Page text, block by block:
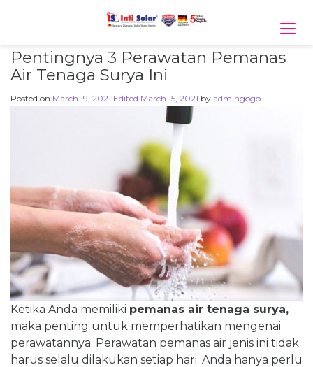
Pentingnya 3 Perawatan Pemanas
Air Tenaga Surya Ini
Posted on March 19, 2021 Edited March 15, 2021 by admingogo
Ketika Anda memiliki pemanas air tenaga surya,
maka penting untuk memperhatikan mengenai
perawatannya. Perawatan pemanas air jenis ini tidak
harus selalu dilakukan setiap hari. Anda hanya perlu